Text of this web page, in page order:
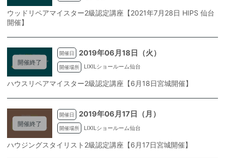
ウッドリペアマイスター2級認定講座【2021年7月28日 HIPS 仙台
開催】
開催終了
開催日 2019年06月18日（火）
開催場所 LIXILショールーム仙台
ハウスリペアマイスター2級認定講座【6月18日宮城開催】
開催終了
開催日 2019年06月17日（月）
開催場所 LIXILショールーム仙台
ハウジングスタイリスト2級認定講座【6月17日宮城開催】